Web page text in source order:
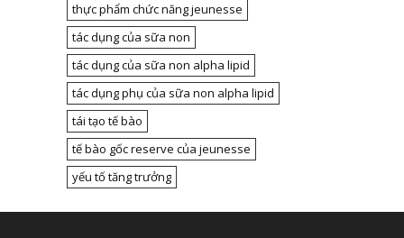
thực phẩm chức năng jeunesse
tác dụng của sữa non
tác dụng của sữa non alpha lipid
tác dụng phụ của sữa non alpha lipid
tái tạo tế bào
tế bào gốc reserve của jeunesse
yếu tố tăng trưởng